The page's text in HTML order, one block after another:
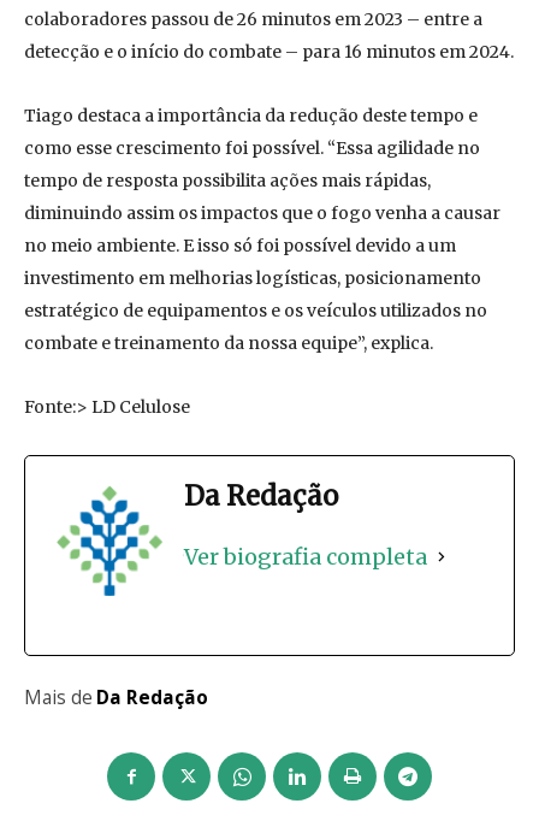
colaboradores passou de 26 minutos em 2023 – entre a
detecção e o início do combate – para 16 minutos em 2024.
Tiago destaca a importância da redução deste tempo e
como esse crescimento foi possível. “Essa agilidade no
tempo de resposta possibilita ações mais rápidas,
diminuindo assim os impactos que o fogo venha a causar
no meio ambiente. E isso só foi possível devido a um
investimento em melhorias logísticas, posicionamento
estratégico de equipamentos e os veículos utilizados no
combate e treinamento da nossa equipe”, explica.
Fonte:> LD Celulose
Da Redação
Ver biografia completa
Mais de Da Redação